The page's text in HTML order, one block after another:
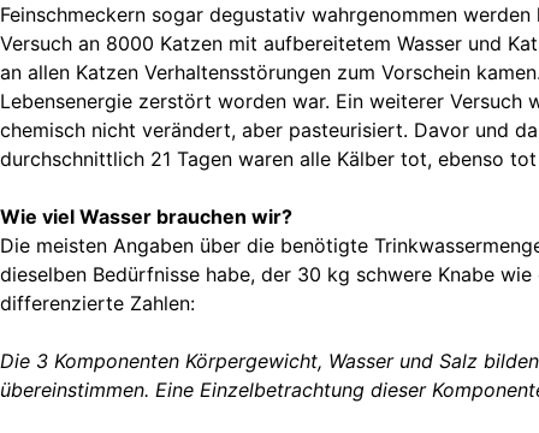
Feinschmeckern sogar degustativ wahrgenommen
Versuch an 8000 Katzen mit aufbereitetem Wasser und
an allen Katzen Verhaltensstörungen zum Vorschein
Lebensenergie zerstört worden war. Ein weiterer
chemisch nicht verändert, aber pasteurisiert. Davor und
durchschnittlich 21 Tagen waren alle Kälber tot, ebenso
Wie viel Wasser brauchen wir?
Die meisten Angaben über die benötigte
dieselben Bedürfnisse habe, der 30 kg schwere Knabe
differenzierte Zahlen:
Die 3 Komponenten Körpergewicht, Wasser und Salz
übereinstimmen. Eine Einzelbetrachtung dieser